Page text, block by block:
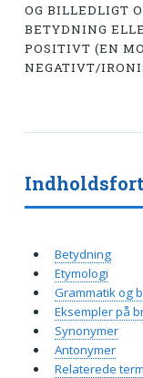
OG BILLEDLIGT
BETYDNING
POSITIVT (EN
NEGATIVT/
Betydning
Etymologi
Grammatik og
Eksempler på
Synonymer
Antonymer
Relaterede